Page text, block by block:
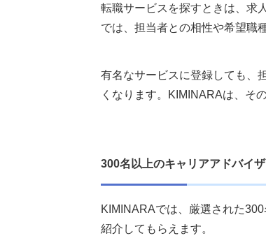
転職サービスを探すときは、求
では、担当者との相性や希望職
有名なサービスに登録しても、
くなります。KIMINARAは、そ
300名以上のキャリアアドバイ
KIMINARAでは、厳選された
紹介してもらえます。